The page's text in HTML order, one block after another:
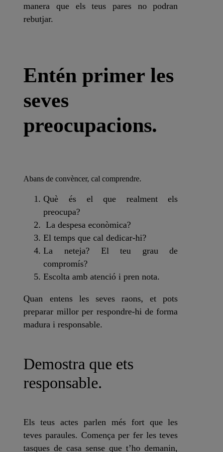
manera que els teus pares no podran
rebutjar.
Entén primer les
seves
preocupacions.
Abans de convèncer, cal comprendre.
Què és el que realment els
preocupa?
La despesa econòmica?
El temps que cal dedicar-hi?
La neteja? El teu grau de
compromís?
Escolta amb atenció i pren nota.
Quan entens les seves raons, et pots
preparar millor per respondre-hi de forma
madura i responsable.
Demostra que ets
responsable.
Els teus actes parlen més fort que les
teves paraules. Comença per fer les teves
tasques de casa sense que t’ho demanin,